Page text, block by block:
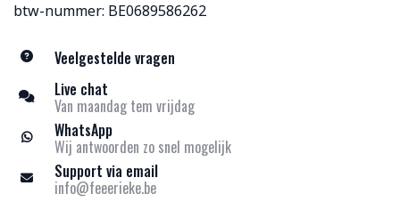
btw-nummer: BE0689586262
Veelgestelde vragen
Live chat
Van maandag tem vrijdag
WhatsApp
Wij antwoorden zo snel mogelijk
Support via email
info@feeerieke.be